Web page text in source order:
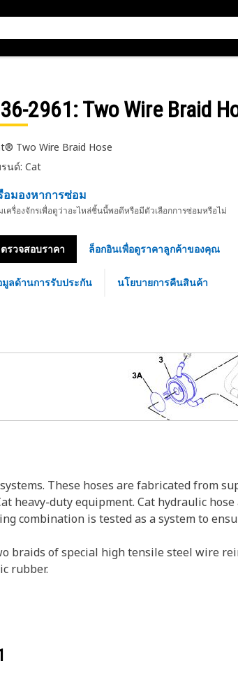
2961: Two Wire Braid
Two Wire Braid Hose
นด์: Cat
อมองหาการซ่อม
เครื่องจักรเพื่อดูว่าอะไหล่ชิ้นนี้พอดีหรือมีตัวเลือกการซ่อมหรือไม่
ตรวจสอบราคา ล็อกอินเพื่อดูราคาลูกค้าของคุณ
ลด้านการรับประกัน นโยบายการคืนสินค้า
These hoses are fabricated from
heavy-duty equipment. Cat hydraulic
combination is tested as a system to
braids of special high tensile steel wire
rubber.